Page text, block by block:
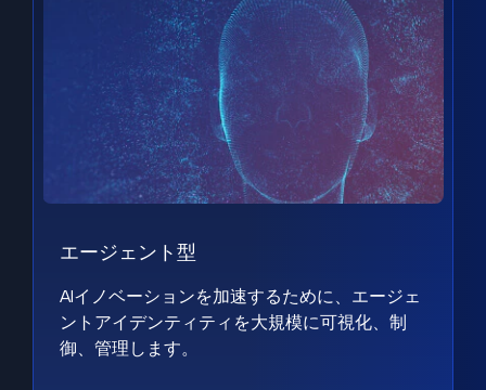
エージェント型
AIイノベーションを加速するために、エージェ
ントアイデンティティを大規模に可視化、制
御、管理します。